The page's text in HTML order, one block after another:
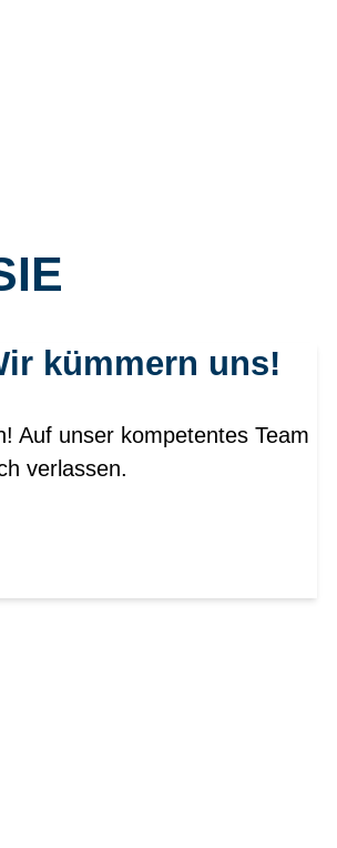
kümmern uns!
Auf unser kompetentes Team
verlassen.